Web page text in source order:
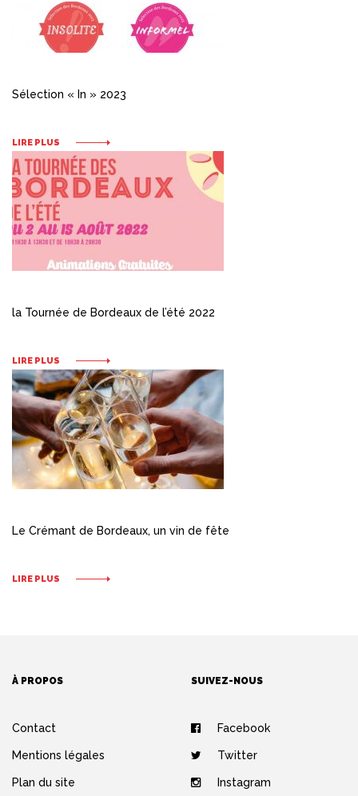
Sélection « In » 2023
LIRE PLUS
la Tournée de Bordeaux de l’été 2022
LIRE PLUS
Le Crémant de Bordeaux, un vin de fête
LIRE PLUS
À PROPOS
Contact
Mentions légales
Plan du site
SUIVEZ-NOUS
Facebook
Twitter
Instagram